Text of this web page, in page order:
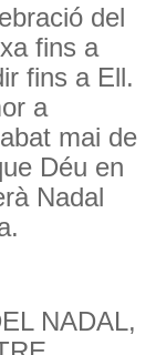
del
fins a
fins a Ell.
a
mai de
Déu en
Nadal
NADAL,